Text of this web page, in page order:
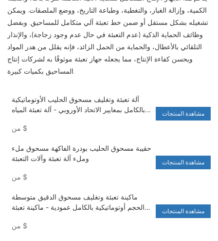
الكمية، وإزالة الغبار، والتغطية، وطباعة التاريخ، ووضع الملصقات. ويمكن
تشغيله بشكل مستقل أو ضمن خط تعبئة آلي متكامل للمساحيق. وبفضل
وظائف الحماية الذكية (عدم التعبئة في حال عدم وجود زجاجة)، والإنذار
التلقائي بالأعطال، والحماية من الحمل الزائد، فإنه يقلل من هدر المواد
ويحسن كفاءة الإنتاج، مما يجعله جهاز تعبئة موثوقًا به لشركات إنتاج
المساحيق بكميات كبيرة.
آلة تعبئة وتغليف مسحوق الحليب الأوتوماتيكية
بالكامل بمعايير الاتحاد الأوروبي - آلة تعبئة المياه
$
مشاهدة المنتجات
حقيبة مسحوق الحليب بودرة الفاكهة مسحوق ملء
وملء آلة تعبئة وآلات التعبئة
$
مشاهدة المنتجات
ماكينة تعبئة وتغليف مسحوق الدقيق متوسطة
الحجم أوتوماتيكية بالكامل عمودية - ماكينة تعبئة
$
مشاهدة المنتجات